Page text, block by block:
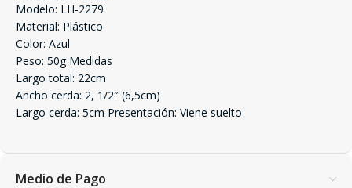
Modelo: LH-2279
Material: Plástico
Color: Azul
Peso: 50g Medidas
Largo total: 22cm
Ancho cerda: 2, 1/2″ (6,5cm)
Largo cerda: 5cm Presentación: Viene suelto
Medio de Pago